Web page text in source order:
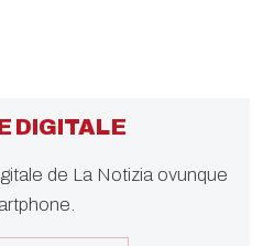
DIGITALE
de La Notizia ovunque